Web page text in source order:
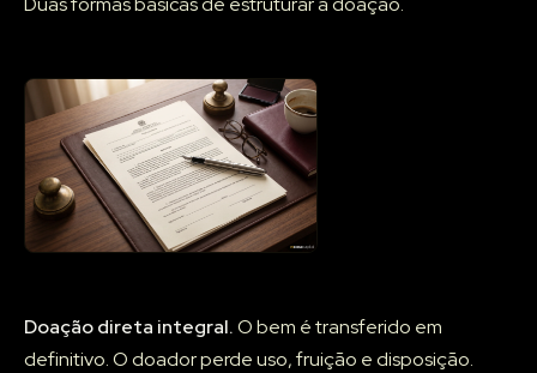
Doação direta integral.O bem é transferido em
definitivo. O doador perde uso, fruição e disposição.